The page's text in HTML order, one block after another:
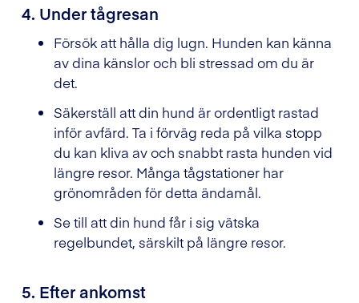
4. Under tågresan
Försök att hålla dig lugn. Hunden kan känna
av dina känslor och bli stressad om du är
det.
Säkerställ att din hund är ordentligt rastad
inför avfärd. Ta i förväg reda på vilka stopp
du kan kliva av och snabbt rasta hunden vid
längre resor. Många tågstationer har
grönområden för detta ändamål.
Se till att din hund får i sig vätska
regelbundet, särskilt på längre resor.
5. Efter ankomst